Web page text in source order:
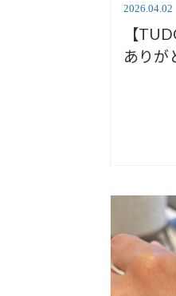
2026.04.02
【
ありが